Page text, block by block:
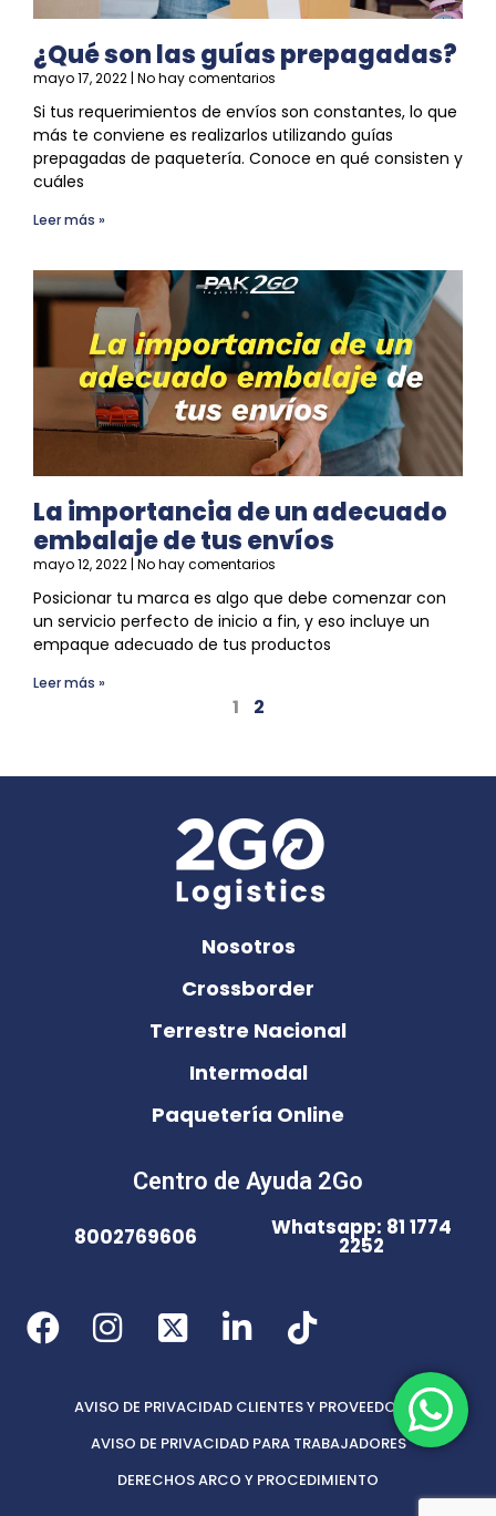
¿Qué son las guías prepagadas?
mayo 17, 2022 No hay comentarios
Si tus requerimientos de envíos son constantes, lo que
más te conviene es realizarlos utilizando guías
prepagadas de paquetería. Conoce en qué consisten y
cuáles
Leer más »
La importancia de un adecuado
embalaje de tus envíos
mayo 12, 2022 No hay comentarios
Posicionar tu marca es algo que debe comenzar con
un servicio perfecto de inicio a fin, y eso incluye un
empaque adecuado de tus productos
Leer más »
1 2
Nosotros
Crossborder
Terrestre Nacional
Intermodal
Paquetería Online
Centro de Ayuda 2Go
8002769606 Whatsapp: 81 1774
2252
AVISO DE PRIVACIDAD CLIENTES Y PROVEEDORES
AVISO DE PRIVACIDAD PARA TRABAJADORES
DERECHOS ARCO Y PROCEDIMIENTO